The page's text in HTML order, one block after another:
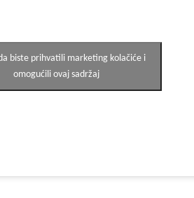
biste prihvatili marketing kolačiće i
omogućili ovaj sadržaj